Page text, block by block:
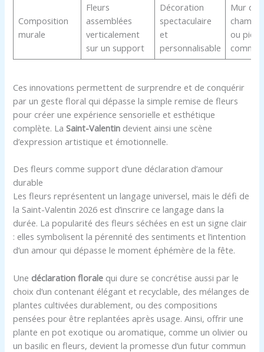
Composition
murale
Fleurs
assemblées
verticalement
sur un support
Décoration
spectaculaire
et
personnalisable
Mur de
ou pièce
Ces innovations permettent de surprendre et de conquérir
par un geste floral qui dépasse la simple remise de fleurs
pour créer une expérience sensorielle et esthétique
complète. LaSaint-Valentin devient ainsi une scène
d’expression artistique et émotionnelle.
Des fleurs comme support d’une déclaration d’amour
durable
Les fleurs représentent un langage universel, mais le défi de
la Saint-Valentin 2026 est d’inscrire ce langage dans la
durée. La popularité des fleurs séchées en est un signe clair
: elles symbolisent la pérennité des sentiments et l’intention
d’un amour qui dépasse le moment éphémère de la fête.
Une déclaration florale qui dure se concrétise aussi par le
choix d’un contenant élégant et recyclable, des mélanges de
plantes cultivées durablement, ou des compositions
pensées pour être replantées après usage. Ainsi, offrir une
plante en pot exotique ou aromatique, comme un olivier ou
un basilic en fleurs, devient la promesse d’un futur commun